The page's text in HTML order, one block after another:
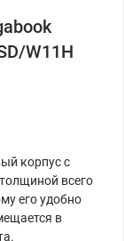
W11H
корпус с
всего
его удобно
в